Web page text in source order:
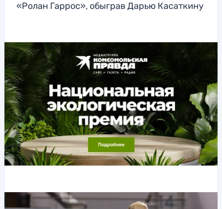
«Ролан Гаррос», обыграв Дарью Касаткину